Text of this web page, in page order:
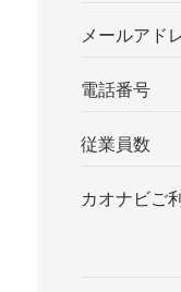
メールアド
電話番号
従業員数
カオナビご